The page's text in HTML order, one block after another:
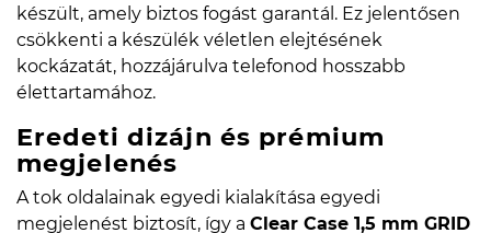
készült, amely biztos fogást garantál. Ez jelentősen
csökkenti a készülék véletlen elejtésének
kockázatát, hozzájárulva telefonod hosszabb
élettartamához.
Eredeti dizájn és prémium
megjelenés
A tok oldalainak egyedi kialakítása egyedi
megjelenést biztosít, így a Clear Case 1,5 mm GRID